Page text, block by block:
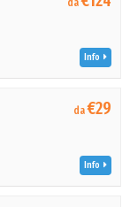
da
Info
da€29
Info